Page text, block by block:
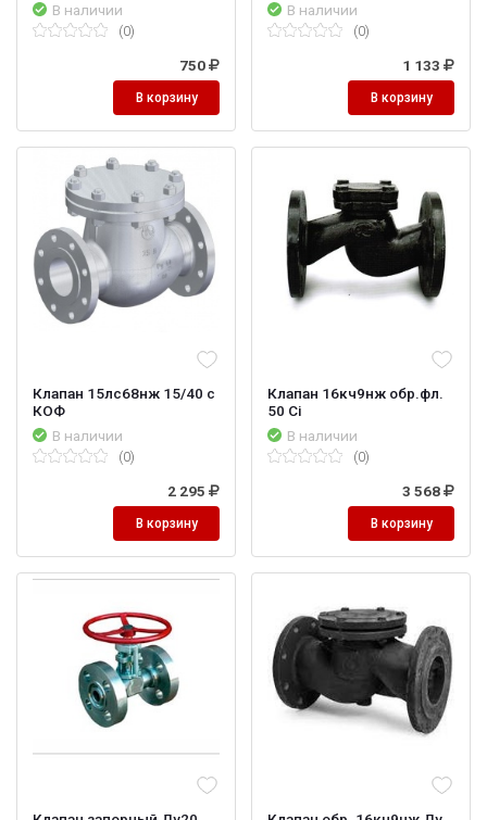
В наличии
(0)
750
В корзину
В наличии
(0)
1 133
В корзину
Клапан 15лс68нж 15/40 с
КОФ
В наличии
(0)
2 295
В корзину
Клапан 16кч9нж обр.фл.
50 Ci
В наличии
(0)
3 568
В корзину